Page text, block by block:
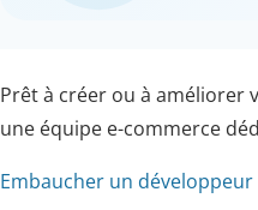
Prêt à créer ou à améliorer
une équipe e-commerce
Embaucher un développeur